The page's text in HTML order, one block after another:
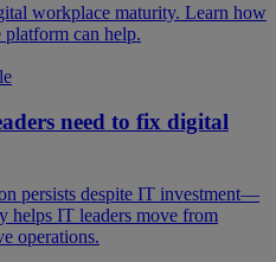
workplace maturity. Learn how
can help.
need to fix digital
persists despite IT investment—
helps IT leaders move from
operations.